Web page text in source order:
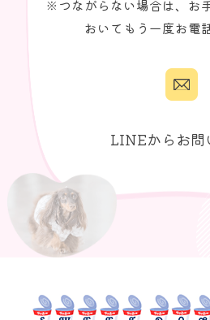
※つながらない場合は、お
おいてもう一度お電
LINEからお問